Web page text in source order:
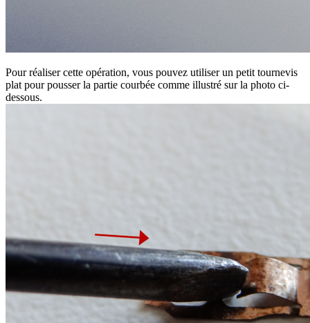
Pour réaliser cette opération, vous pouvez utiliser un petit tournevis
plat pour pousser la partie courbée comme illustré sur la photo ci-
dessous.